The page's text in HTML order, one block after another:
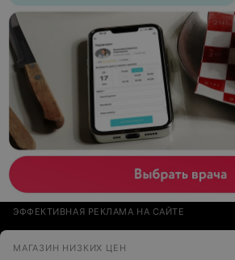
ЭФФЕКТИВНАЯ РЕКЛАМА НА САЙТЕ
МАГАЗИН НИЗКИХ ЦЕН